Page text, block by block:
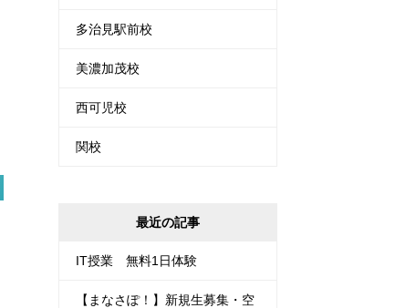
多治見駅前校
美濃加茂校
西可児校
関校
最近の記事
IT授業 無料1日体験
【まなさぽ！】新規生募集・空